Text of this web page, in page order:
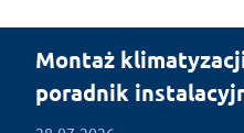
Montaż
poradnik